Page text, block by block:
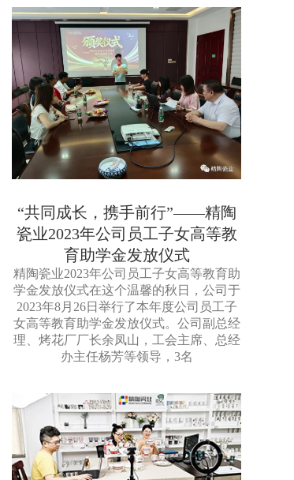
“共同成长，携手前行”——精陶
瓷业2023年公司员工子女高等教
育助学金发放仪式
精陶瓷业2023年公司员工子女高等教育助
学金发放仪式在这个温馨的秋日，公司于
2023年8月26日举行了本年度公司员工子
女高等教育助学金发放仪式。公司副总经
理、烤花厂厂长余凤山，工会主席、总经
办主任杨芳等领导，3名